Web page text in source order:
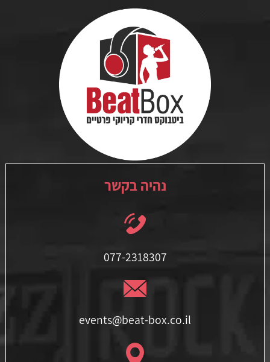
נהיה בקשר
077-2318307
events@beat-box.co.il